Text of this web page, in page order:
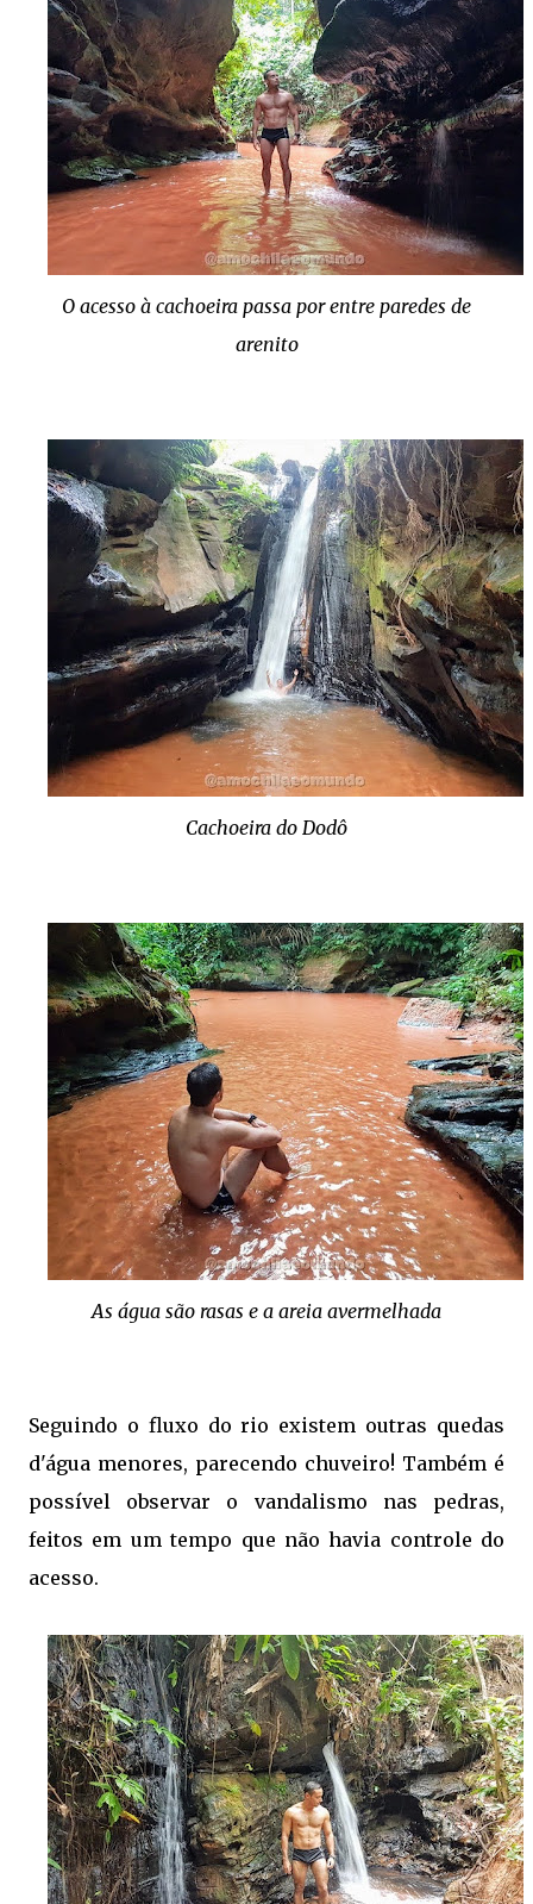
O acesso à cachoeira passa por entre paredes de
arenito
Cachoeira do Dodô
As água são rasas e a areia avermelhada
Seguindo o fluxo do rio existem outras quedas
d'água menores, parecendo chuveiro! Também é
possível observar o vandalismo nas pedras,
feitos em um tempo que não havia controle do
acesso.